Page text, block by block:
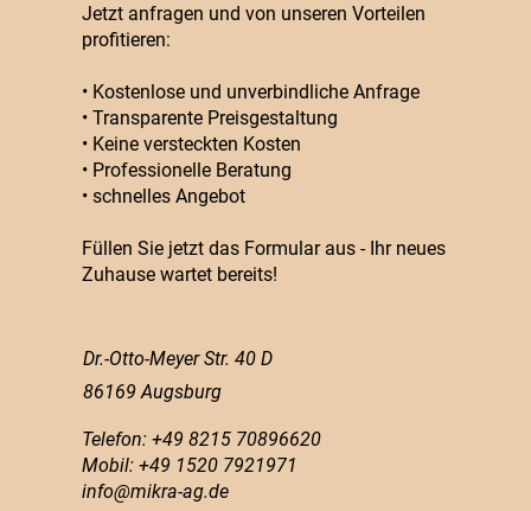
Jetzt anfragen und von unseren Vorteilen
profitieren:
• Kostenlose und unverbindliche Anfrage
• Transparente Preisgestaltung
• Keine versteckten Kosten
• Professionelle Beratung
• schnelles Angebot
Füllen Sie jetzt das Formular aus - Ihr neues
Zuhause wartet bereits!
Dr.-Otto-Meyer Str. 40 D
86169 Augsburg
Telefon: +49 8215 70896620
Mobil: +49 1520 7921971
info@mikra-ag.de